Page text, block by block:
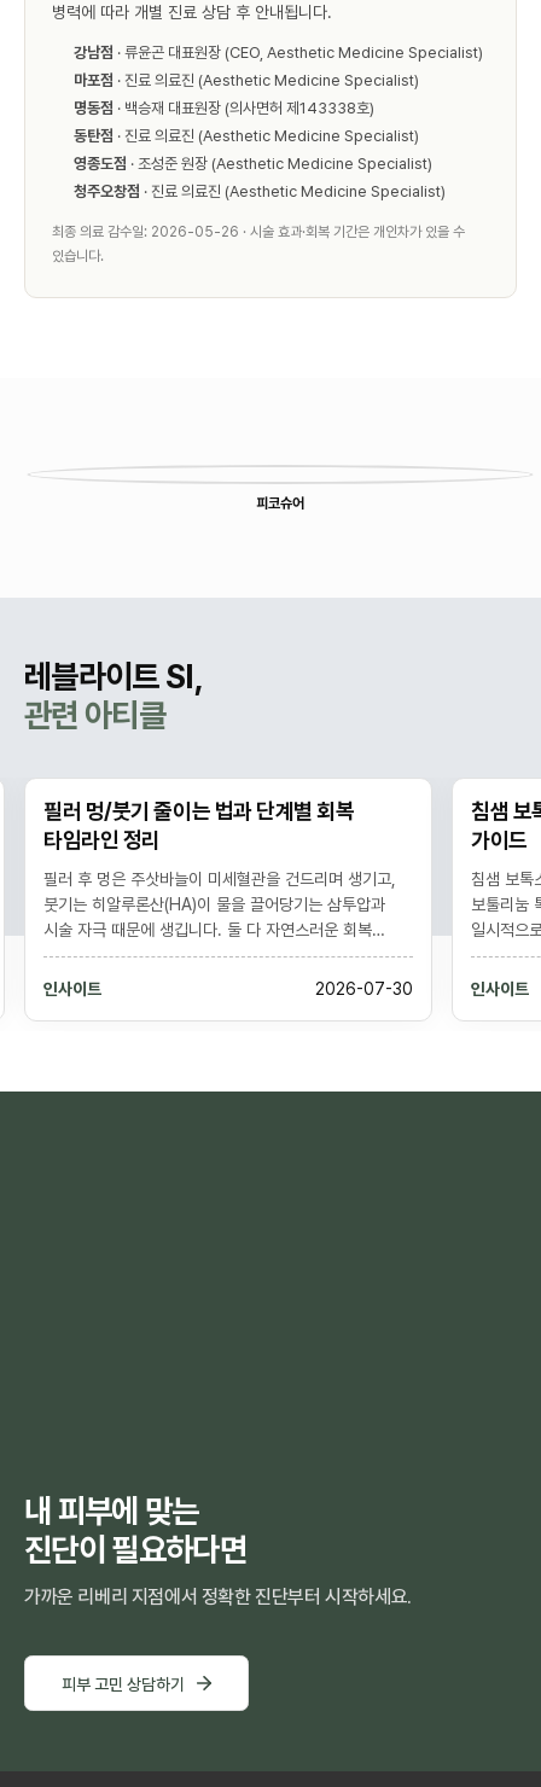
병력에 따라 개별 진료 상담 후 안내됩니다.
강남점 · 류윤곤 대표원장 (CEO, Aesthetic Medicine Specialist)
마포점 · 진료 의료진 (Aesthetic Medicine Specialist)
명동점 · 백승재 대표원장 (의사면허 제143338호)
동탄점 · 진료 의료진 (Aesthetic Medicine Specialist)
영종도점 · 조성준 원장 (Aesthetic Medicine Specialist)
청주오창점 · 진료 의료진 (Aesthetic Medicine Specialist)
최종 의료 감수일: 2026-05-26 · 시술 효과·회복 기간은 개인차가 있을 수
있습니다.
다른 시술
피코슈어
레블라이트 SI,
관련 아티클
필러 멍/붓기 줄이는 법과 단계별 회복
타임라인 정리
필러 후 멍은 주삿바늘이 미세혈관을 건드리며 생기고,
붓기는 히알루론산(HA)이 물을 끌어당기는 삼투압과
시술 자극 때문에 생깁니다. 둘 다 자연스러운 회복
과정으로 대개 멍은 1-2주, 붓기는 며칠에서 2주 내에
가라앉습니다. 냉찜질, 아르니카, 격렬한 운동·음주
인사이트 2026-07-30
침샘 보
가이드
침샘 보톡
보툴리눔
일시적으
다듬는 시
6개월 지
인사이트
내 피부에 맞는
진단이 필요하다면
가까운 리베리 지점에서 정확한 진단부터 시작하세요.
피부 고민 상담하기